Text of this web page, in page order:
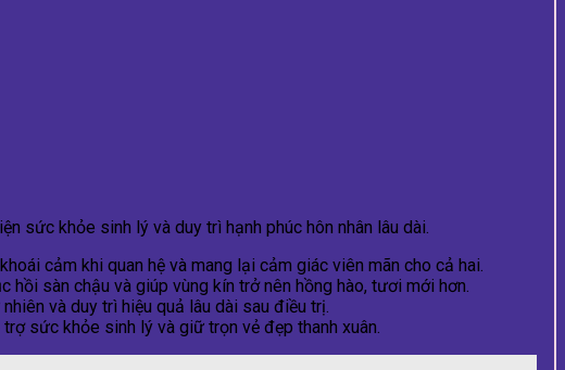
sức khỏe sinh lý và duy trì hạnh phúc hôn nhân lâu dài.
cảm khi quan hệ và mang lại cảm giác viên mãn cho cả hai.
hồi sàn chậu và giúp vùng kín trở nên hồng hào, tươi mới hơn.
và duy trì hiệu quả lâu dài sau điều trị.
trợ sức khỏe sinh lý và giữ trọn vẻ đẹp thanh xuân.